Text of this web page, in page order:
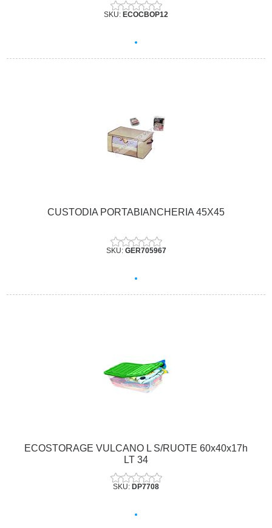
SKU: ECOCBOP12
CUSTODIA PORTABIANCHERIA 45X45
SKU: GER705967
ECOSTORAGE VULCANO L S/RUOTE 60x40x17h
LT 34
SKU: DP7708